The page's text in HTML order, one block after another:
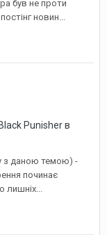
був не проти
новин...
Black Punisherв
з даною темою) -
починає
лишніх...